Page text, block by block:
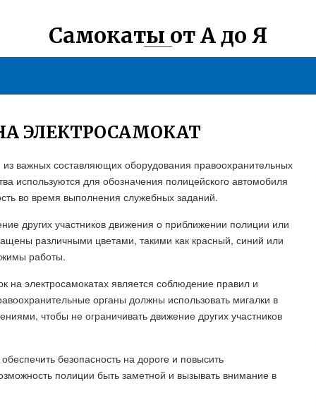
Самокаты от А до Я
ЭЛЕКТРОСАМОКАТ
важных составляющих оборудования правоохранительных
используются для обозначения полицейского автомобиля
во время выполнения служебных заданий.
других участников движения о приближении полиции или
различными цветами, такими как красный, синий или
работы.
на электросамокатах является соблюдение правил и
органы должны использовать мигалки в
чтобы не ограничивать движение других участников
безопасность на дороге и повысить
полиции быть заметной и вызывать внимание в